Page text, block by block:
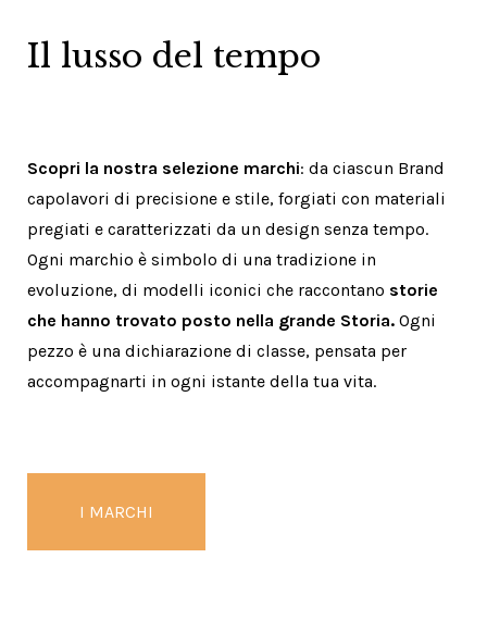
Il lusso del tempo
Scopri la nostra selezione marchi: da ciascun Brand
capolavori di precisione e stile, forgiati con materiali
pregiati e caratterizzati da un design senza tempo.
Ogni marchio è simbolo di una tradizione in
evoluzione, di modelli iconici che raccontano storie
che hanno trovato posto nella grande Storia. Ogni
pezzo è una dichiarazione di classe, pensata per
accompagnarti in ogni istante della tua vita.
I MARCHI